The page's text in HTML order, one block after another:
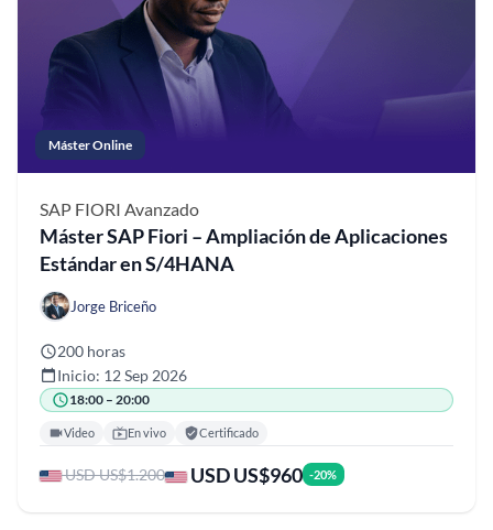
Máster Online
SAP FIORI Avanzado
Máster SAP Fiori – Ampliación de Aplicaciones
Estándar en S/4HANA
Jorge Briceño
200 horas
Inicio: 12 Sep 2026
18:00 – 20:00
Video En vivo Certificado
USD US$1.200 USD US$960 -20%